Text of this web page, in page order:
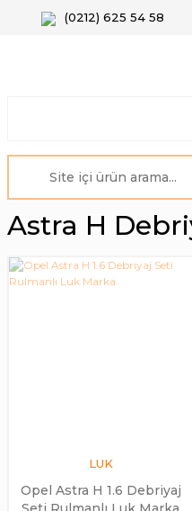
(0212) 625 54 58
Astra H
LUK
Opel Astra H 1.6 Debriyaj